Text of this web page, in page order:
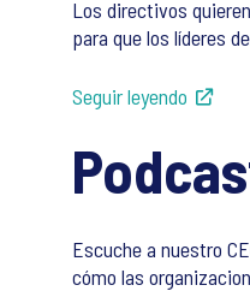
Los directivos
para que los líderes
Seguir leyendo
Escuche a nuestro
cómo las